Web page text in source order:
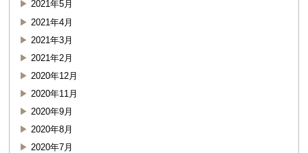
2021年5月
2021年4月
2021年3月
2021年2月
2020年12月
2020年11月
2020年9月
2020年8月
2020年7月